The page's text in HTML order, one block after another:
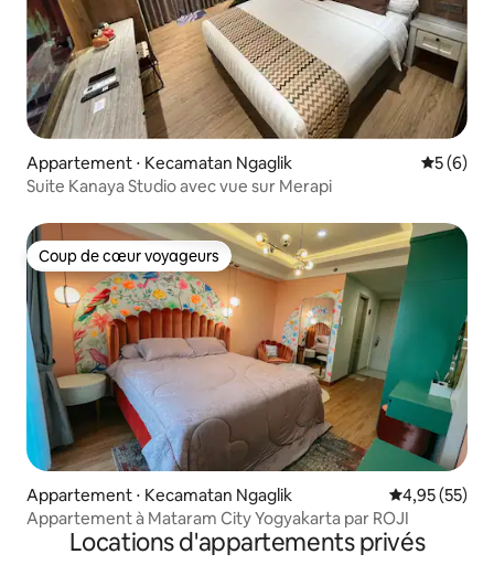
Appartement ⋅ Kecamatan Ngaglik
5 (6)
Suite Kanaya Studio avec vue sur Merapi
Coup de cœur voyageurs
Coup de cœur voyageurs
Appartement ⋅ Kecamatan Ngaglik Évaluation
4,95 (55)
Appartement à Mataram City Yogyakarta par ROJI
Locations d'appartements privés